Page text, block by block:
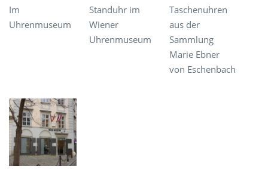
Im
Uhrenmuseum
Standuhr im
Wiener
Uhrenmuseum
Taschenuhren
aus der
Sammlung
Marie Ebner
von Eschenbach